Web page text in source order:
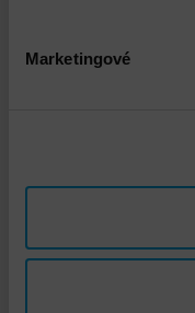
Marketingové